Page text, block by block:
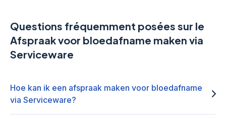
Questions fréquemment posées sur le
Afspraak voor bloedafname maken via
Serviceware
Hoe kan ik een afspraak maken voor bloedafname
via Serviceware?